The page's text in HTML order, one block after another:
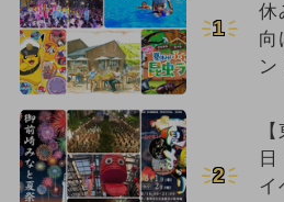
1
休
向
ン
2
イ